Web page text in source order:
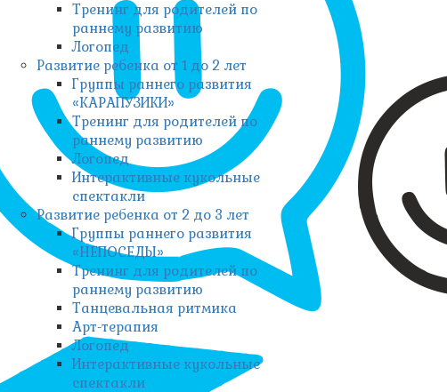
Тренинг для родителей по
раннему развитию
Логопед
Развитие ребенка от 1 до 2 лет
Группы раннего развития
«КАРАПУЗИКИ»
Тренинг для родителей по
раннему развитию
Логопед
Интерактивные кукольные
спектакли
Развитие ребенка от 2 до 3 лет
Группы раннего развития
«НЕПОСЕДЫ»
Тренинг для родителей по
раннему развитию
Танцевальная ритмика
Арт-терапия
Логопед
Интерактивные кукольные
спектакли